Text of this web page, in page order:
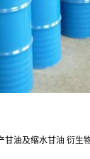
甘油及缩水甘油 衍生